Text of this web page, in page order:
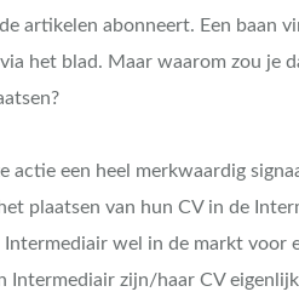
artikelen abonneert. Een baan
het blad. Maar waarom zou je
actie een heel merkwaardig
plaatsen van hun CV in de
Intermediair wel in de markt voor
Intermediair zijn/haar CV